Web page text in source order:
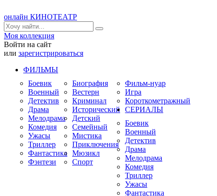
онлайн КИНОТЕАТР
Моя коллекция
Войти на сайт
или зарегистрироваться
ФИЛЬМЫ
Боевик
Военный
Детектив
Драма
Мелодрама
Комедия
Ужасы
Триллер
Фантастика
Фэнтези
Биография
Вестерн
Криминал
Исторический
Детский
Семейный
Мистика
Приключения
Мюзикл
Спорт
Фильм-нуар
Игра
Короткометражный
СЕРИАЛЫ
Боевик
Военный
Детектив
Драма
Мелодрама
Комедия
Триллер
Ужасы
Фантастика